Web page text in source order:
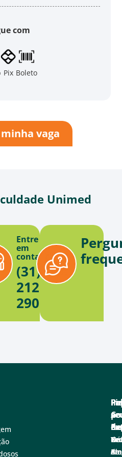
com
Pix Boleto
vaga
Unimed
Entre
em
contato
(31)
2121-
2900
em
e
de
de
A
A